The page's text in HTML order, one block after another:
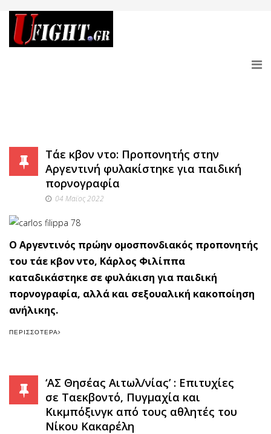
Τάε κβον ντο: Προπονητής στην
Αργεντινή φυλακίστηκε για παιδική
πορνογραφία
04 Μαϊος 2022
Ο Αργεντινός πρώην ομοσπονδιακός προπονητής
του τάε κβον ντο, Κάρλος Φιλίππα
καταδικάστηκε σε φυλάκιση για παιδική
πορνογραφία, αλλά και σεξουαλική κακοποίηση
ανήλικης.
ΠΕΡΙΣΣΌΤΕΡΑ
‘ΑΣ Θησέας Αιτωλ/νίας’ : Επιτυχίες
σε Ταεκβοντό, Πυγμαχία και
Κικμπόξινγκ από τους αθλητές του
Νίκου Κακαρέλη